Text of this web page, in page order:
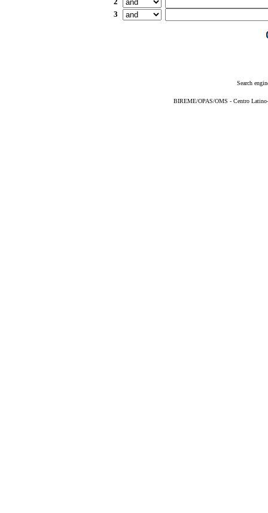
3
Search
BIREME/OPAS/OMS - Centro Latino-